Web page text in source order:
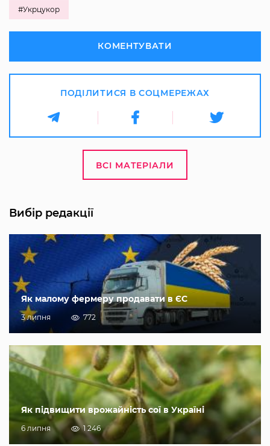
#Укрцукор
КОМЕНТУВАТИ
ПОДІЛИТИСЯ В СОЦМЕРЕЖАХ
ВСІ МАТЕРІАЛИ
Вибір редакції
Як малому фермеру продавати в ЄС
3 липня 772
Як підвищити врожайність сої в Україні
6 липня 1 246